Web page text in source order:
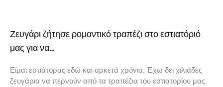
Ζευγάρι ζήτησε ρομαντικό τραπέζι στο εστιατόριό
μας για να…
Είμαι εστιάτορας εδώ και αρκετά χρόνια. Έχω δει χιλιάδες
ζευγάρια να περνούν από τα τραπέζια του εστιατορίου μας.